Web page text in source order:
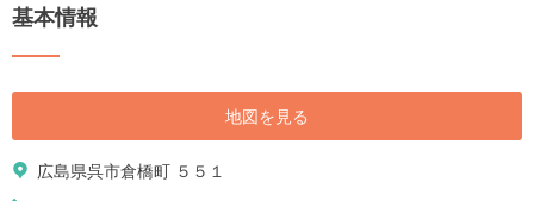
基本情報
地図を見る
広島県呉市倉橋町 ５５１